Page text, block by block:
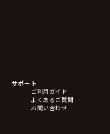
サポート
ご利用ガイド
よくあるご質問
お問い合わせ